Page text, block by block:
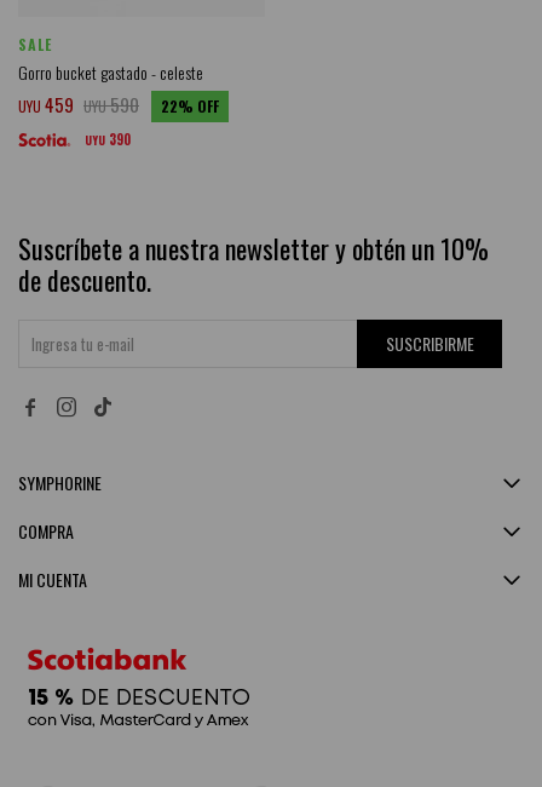
SALE
Gorro bucket gastado - celeste
UYU 459 UYU590 22
UYU 390
Suscríbete a nuestra newsletter y obtén un 10%
de descuento.
SUSCRIBIRME
 
SYMPHORINE
MI CUENTA
COMPRA